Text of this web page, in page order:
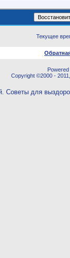
Текущее
Copyright ©2000 -
Советы для